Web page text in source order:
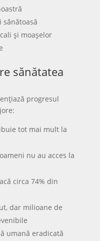
și moașelor
sănătatea
progresul
tot mai mult la
nu au acces la
circa 74% din
dar milioane de
umană eradicată